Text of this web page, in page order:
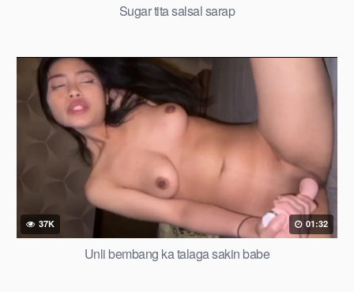
Sugar tita salsal sarap
37K 01:32
Unli bembang ka talaga sakin babe